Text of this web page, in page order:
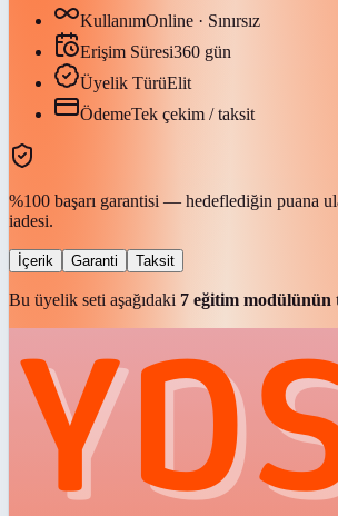
KullanımOnline · Sınırsız
Erişim Süresi360 gün
Üyelik TürüElit
ÖdemeTek çekim / taksit
%100 başarı garantisi — hedeflediğin puana
iadesi.
İçerik Garanti Taksit
Bu üyelik seti aşağıdaki 7 eğitim modülünün